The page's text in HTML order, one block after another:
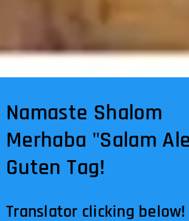
Namaste Shalom
Merhaba "Salam
Guten Tag!
Translator clicking below! الترجمة